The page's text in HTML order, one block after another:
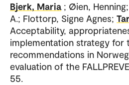
Bjerk, Maria ; Øien,
A.; Flottorp, Signe Agnes;
Acceptability,
implementation strategy for
recommendations in
evaluation of the
55.